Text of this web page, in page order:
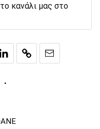
κανάλι μας στο
·